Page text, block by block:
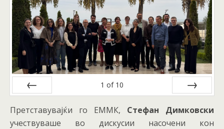
1 of 10
Претставувајќи го ЕММК, Стефан Димковски
учествуваше во дискусии насочени кон